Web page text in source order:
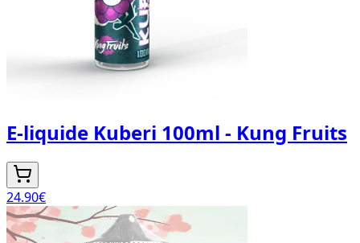
E-liquide Kuberi 100ml - Kung Fruits
24.90€